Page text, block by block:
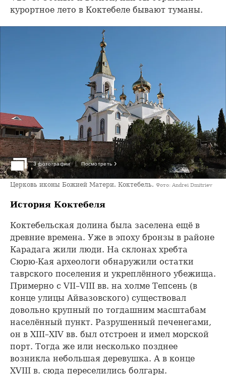
курортное лето в Коктебеле бывают туманы.
3 фотографии Посмотреть ›
Церковь иконы Божией Матери. Коктебель. Фото: Andrei Dmitriev
История Коктебеля
Коктебельская долина была заселена ещё в
древние времена. Уже в эпоху бронзы в районе
Карадага жили люди. На склонах хребта
Сюрю-Кая археологи обнаружили остатки
таврского поселения и укреплённого убежища.
Примерно с VII–VIII вв. на холме Тепсень (в
конце улицы Айвазовского) существовал
довольно крупный по тогдашним масштабам
населённый пункт. Разрушенный печенегами,
он в XIII–XIV вв. был отстроен и имел морской
порт. Тогда же или несколько позднее
возникла небольшая деревушка. А в конце
XVIII в. сюда переселились болгары.